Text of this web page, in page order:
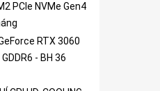
PCIe NVMe Gen4
RTX 3060
- BH 36